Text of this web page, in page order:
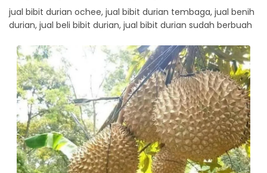
jual bibit durian ochee, jual bibit durian tembaga, jual benih
durian, jual beli bibit durian, jual bibit durian sudah berbuah